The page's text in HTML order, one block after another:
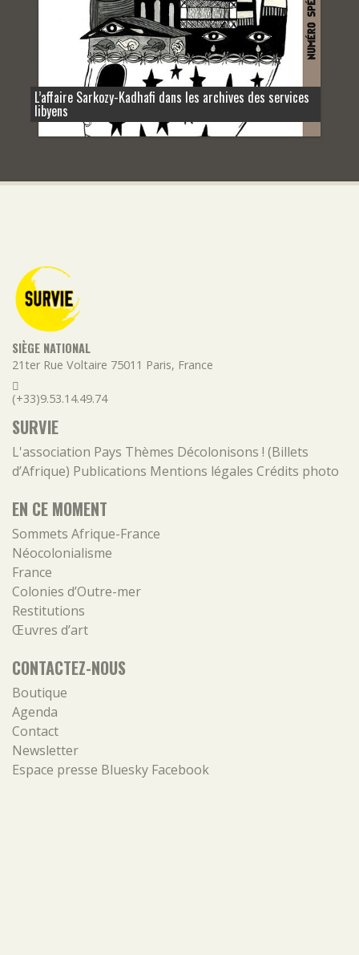
L’affaire Sarkozy-Kadhafi dans les archives des services
libyens
SIÈGE NATIONAL
21ter Rue Voltaire 75011 Paris, France
(+33)9.53.14.49.74
SURVIE
L'association Pays Thèmes Décolonisons ! (Billets
d’Afrique) Publications Mentions légales Crédits photo
EN CE MOMENT
Sommets Afrique-France
Néocolonialisme
France
Colonies d’Outre-mer
Restitutions
Œuvres d’art
CONTACTEZ-NOUS
Boutique
Agenda
Contact
Newsletter
Espace presse Bluesky Facebook